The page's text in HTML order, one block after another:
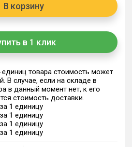
В корзину
в 1 клик
товара стоимость может
В случае, если на складе в
в данный момент нет, к его
стоимость доставки.
1 единицу
1 единицу
1 единицу
1 единицу